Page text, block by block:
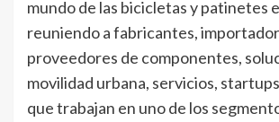
mundo de las bicicletas y patinetes
reuniendo a fabricantes,
proveedores de componentes,
movilidad urbana, servicios,
que trabajan en uno de los